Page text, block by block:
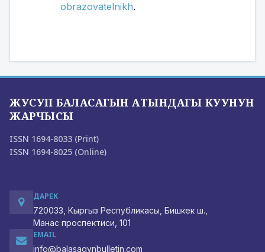
obrazovatelnikh.
ЖУСУП БАЛАСАГЫН АТЫНДАГЫ КУУНУН
ЖАРЧЫСЫ
ISSN 1694-8033 (Print)
ISSN 1694-8025 (Online)
ДАРЕК
720033, Кыргыз Республикасы, Бишкек ш.,
Манас проспектиси, 101
EMAIL
info@balasagynbulletin.com